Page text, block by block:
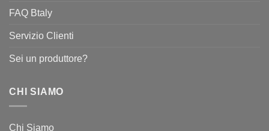
FAQ Btaly
Servizio Clienti
Sei un produttore?
CHI SIAMO
Chi Siamo